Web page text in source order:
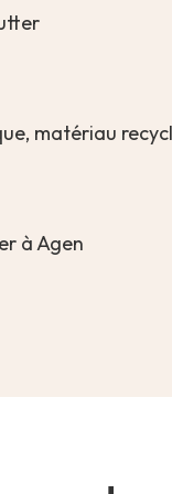
matériau
à Agen